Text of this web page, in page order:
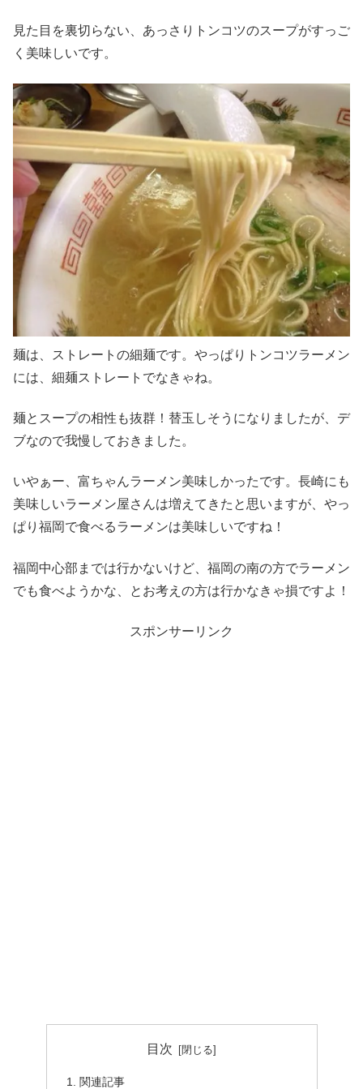
見た目を裏切らない、あっさりトンコツのスープがすっご
く美味しいです。
麺は、ストレートの細麺です。やっぱりトンコツラーメン
には、細麺ストレートでなきゃね。
麺とスープの相性も抜群！替玉しそうになりましたが、デ
ブなので我慢しておきました。
いやぁー、富ちゃんラーメン美味しかったです。長崎にも
美味しいラーメン屋さんは増えてきたと思いますが、やっ
ぱり福岡で食べるラーメンは美味しいですね！
福岡中心部までは行かないけど、福岡の南の方でラーメン
でも食べようかな、とお考えの方は行かなきゃ損ですよ！
スポンサーリンク
目次
関連記事